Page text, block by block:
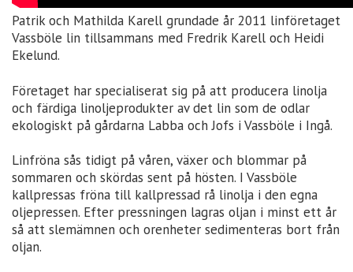
Patrik och Mathilda Karell grundade år 2011 linföretaget
Vassböle lin tillsammans med Fredrik Karell och Heidi
Ekelund.
Företaget har specialiserat sig på att producera linolja
och färdiga linoljeprodukter av det lin som de odlar
ekologiskt på gårdarna Labba och Jofs i Vassböle i Ingå.
Linfröna sås tidigt på våren, växer och blommar på
sommaren och skördas sent på hösten. I Vassböle
kallpressas fröna till kallpressad rå linolja i den egna
oljepressen. Efter pressningen lagras oljan i minst ett år
så att slemämnen och orenheter sedimenteras bort från
oljan.